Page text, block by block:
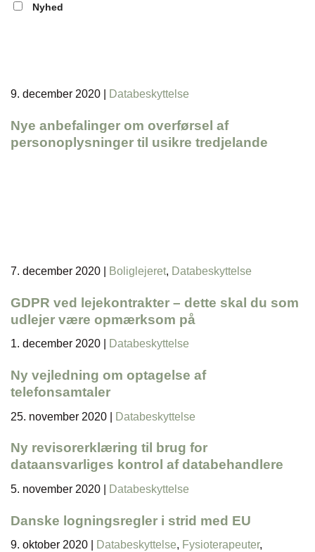
Nyhed
9. december 2020 Databeskyttelse
Nye anbefalinger om overførsel af
personoplysninger til usikre tredjelande
7. december 2020 Boliglejeret, Databeskyttelse
GDPR ved lejekontrakter – dette skal du som
udlejer være opmærksom på
1. december 2020 Databeskyttelse
Ny vejledning om optagelse af
telefonsamtaler
25. november 2020 Databeskyttelse
Ny revisorerklæring til brug for
dataansvarliges kontrol af databehandlere
5. november 2020 Databeskyttelse
Danske logningsregler i strid med EU
9. oktober 2020 Databeskyttelse, Fysioterapeuter,